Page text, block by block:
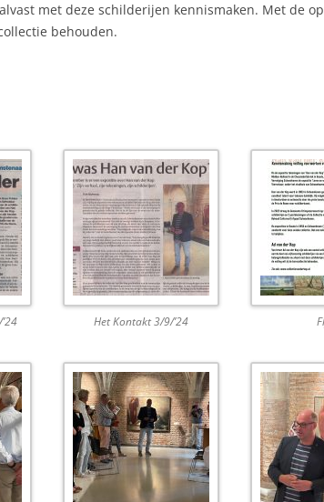
met deze schilderijen kennismaken. Met de
behouden.
Het Kontakt 3/9/’24